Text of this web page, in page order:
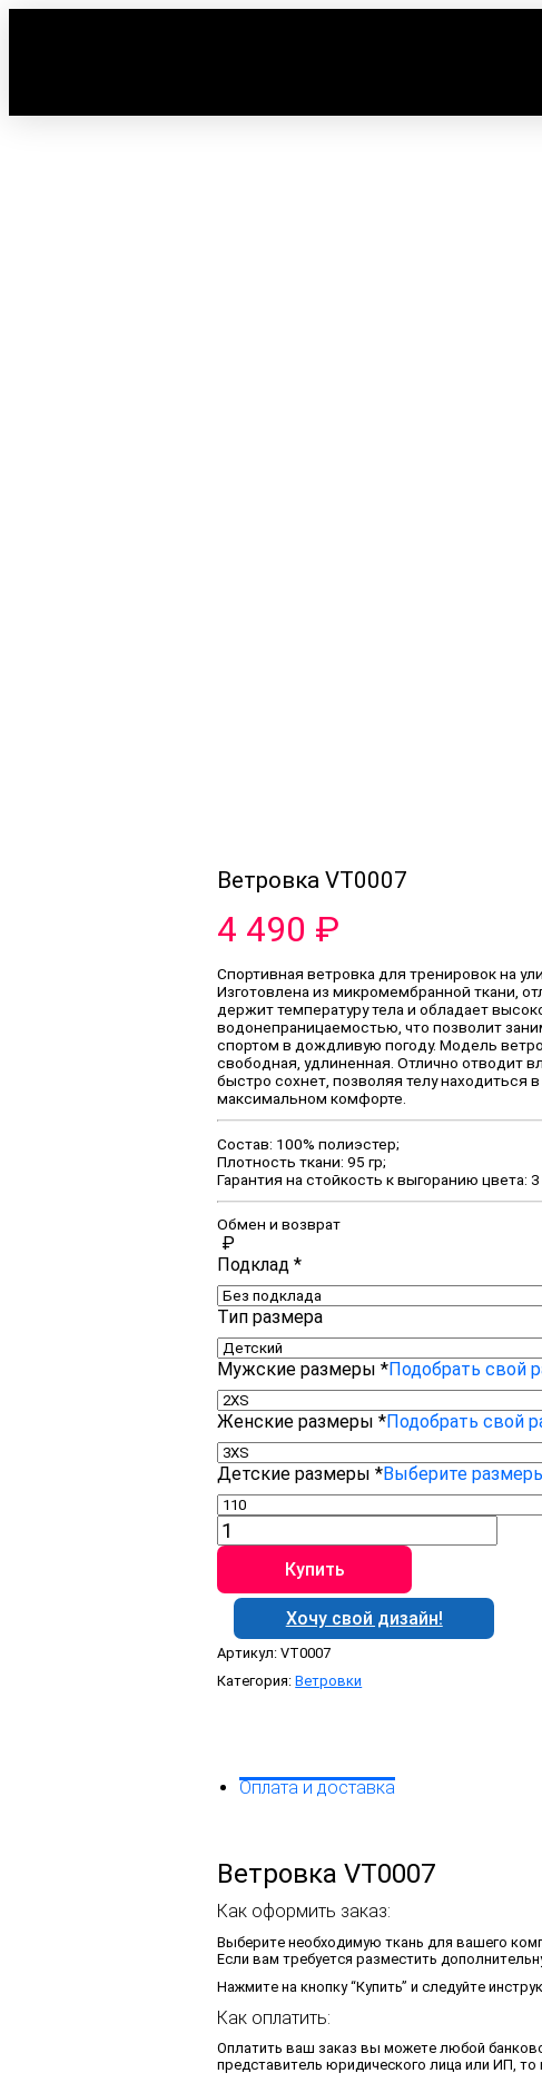
Ветровка VT0007
4 490 ₽
Спортивная ветровка для тренировок на
Изготовлена из микромембранной ткани,
держит температуру тела и обладает
водонепраницаемостью, что позволит
спортом в дождливую погоду. Модель
свободная, удлиненная. Отлично отводит
быстро сохнет, позволяя телу находиться в
максимальном комфорте.
Состав: 100% полиэстер;
Плотность ткани: 95 гр;
Гарантия на стойкость к выгоранию цвета: 3
Обмен и возврат
₽
Подклад *
Тип размера
Мужские размеры *Подобрать свой
Женские размеры *Подобрать свой
Детские размеры *Выберите
Количество
товара
Ветровка
VT0007
Купить
Хочу свой дизайн!
Артикул:VT0007
Категория:Ветровки
Оплата и доставка
Ветровка VT0007
Как оформить заказ:
Выберите необходимую ткань для вашего
Если вам требуется разместить
Нажмите на кнопку “Купить” и следуйте
Как оплатить:
Оплатить ваш заказ вы можете любой
представитель юридического лица или ИП,